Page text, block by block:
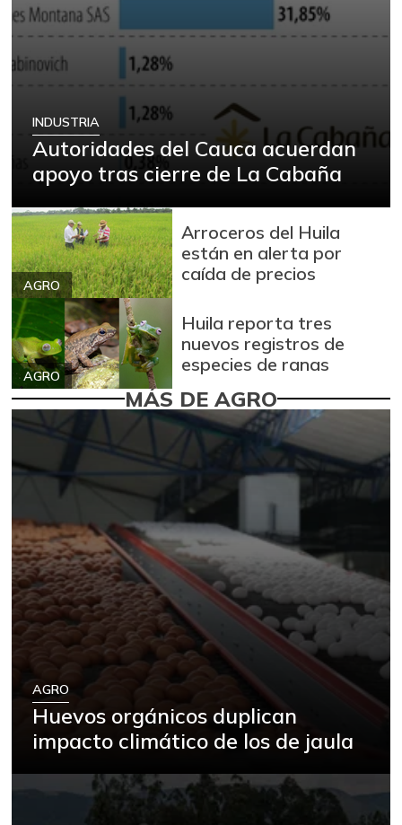
INDUSTRIA
Autoridades del Cauca acuerdan
apoyo tras cierre de La Cabaña
AGRO
Arroceros del Huila
están en alerta por
caída de precios
AGRO
Huila reporta tres
nuevos registros de
especies de ranas
MÁS DE AGRO
AGRO
Huevos orgánicos duplican
impacto climático de los de jaula